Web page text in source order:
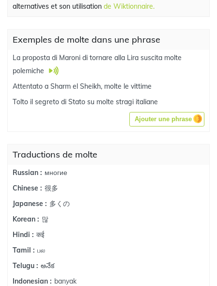
alternatives et son utilisation de Wiktionnaire.
Exemples de molte dans une phrase
La proposta di Maroni di tornare alla Lira suscita molte
polemiche
Attentato a Sharm el Sheikh, molte le vittime
Tolto il segreto di Stato su molte stragi italiane
Ajouter une phrase
Traductions de molte
Russian : многие
Chinese : 很多
Japanese : 多くの
Korean : 많
Hindi : कई
Tamil : பல
Telugu : అనేక
Indonesian : banyak